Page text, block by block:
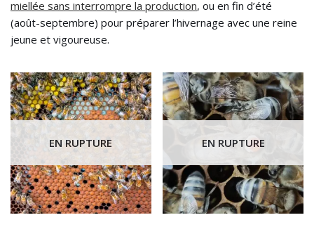
miellée sans interrompre la production, ou en fin d’été
(août-septembre) pour préparer l’hivernage avec une reine
jeune et vigoureuse.
EN RUPTURE EN RUPTURE